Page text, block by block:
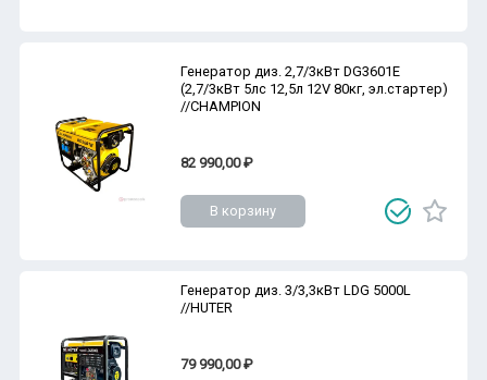
Генератор диз. 2,7/3кВт DG3601E
(2,7/3кВт 5лс 12,5л 12V 80кг, эл.стартер)
//CHAMPION
82 990,00 ₽
В корзину
Генератор диз. 3/3,3кВт LDG 5000L
//HUTER
79 990,00 ₽